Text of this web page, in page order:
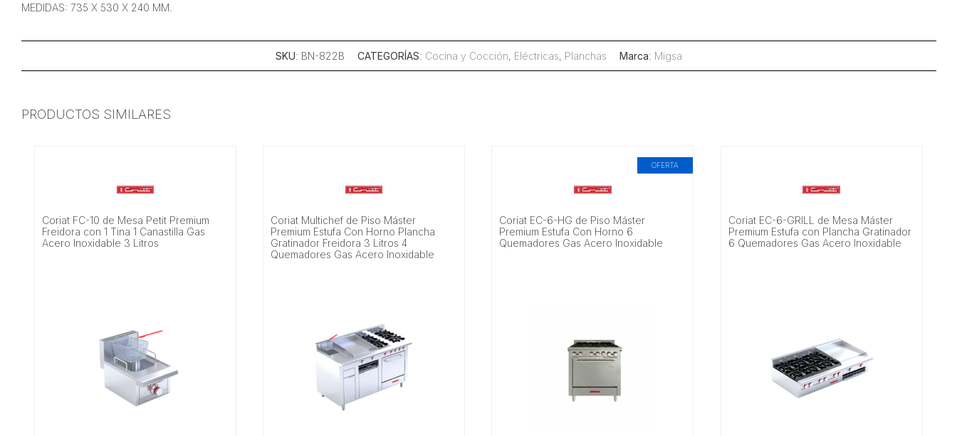
MEDIDAS: 735 X 530 X 240 MM.
SKU: BN-822B CATEGORÍAS: Cocina y Cocción, Eléctricas, Planchas Marca: Migsa
PRODUCTOS SIMILARES
Coriat FC-10 de Mesa Petit Premium
Freidora con 1 Tina 1 Canastilla Gas
Acero Inoxidable 3 Litros
Coriat Multichef de Piso Máster
Premium Estufa Con Horno Plancha
Gratinador Freidora 3 Litros 4
Quemadores Gas Acero Inoxidable
OFERTA
Coriat EC-6-HG de Piso Máster
Premium Estufa Con Horno 6
Quemadores Gas Acero Inoxidable
Coriat EC-6-GRILL de Mesa Máster
Premium Estufa con Plancha Gratinador
6 Quemadores Gas Acero Inoxidable